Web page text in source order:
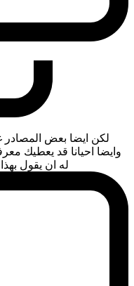
لكن ايضا بعض المصادر
وايضا احيانا قد يعطيك
له ان يقول